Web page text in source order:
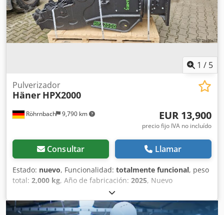
1 / 5
Röhrnbach 9,790 km
Pulverizador
Häner HPX2000
EUR 13,900
precio fijo IVA no incluído
Consultar Llamar
Estado: nuevo, Funcionalidad: totalmente funcional, peso
total: 2,000 kg, Año de fabricación: 2025, Nuevo
pulverizador, giratorio 360 grados, para excavadoras a
partir de 20 toneladas Cedoy Rfl Hspfx Adpsha